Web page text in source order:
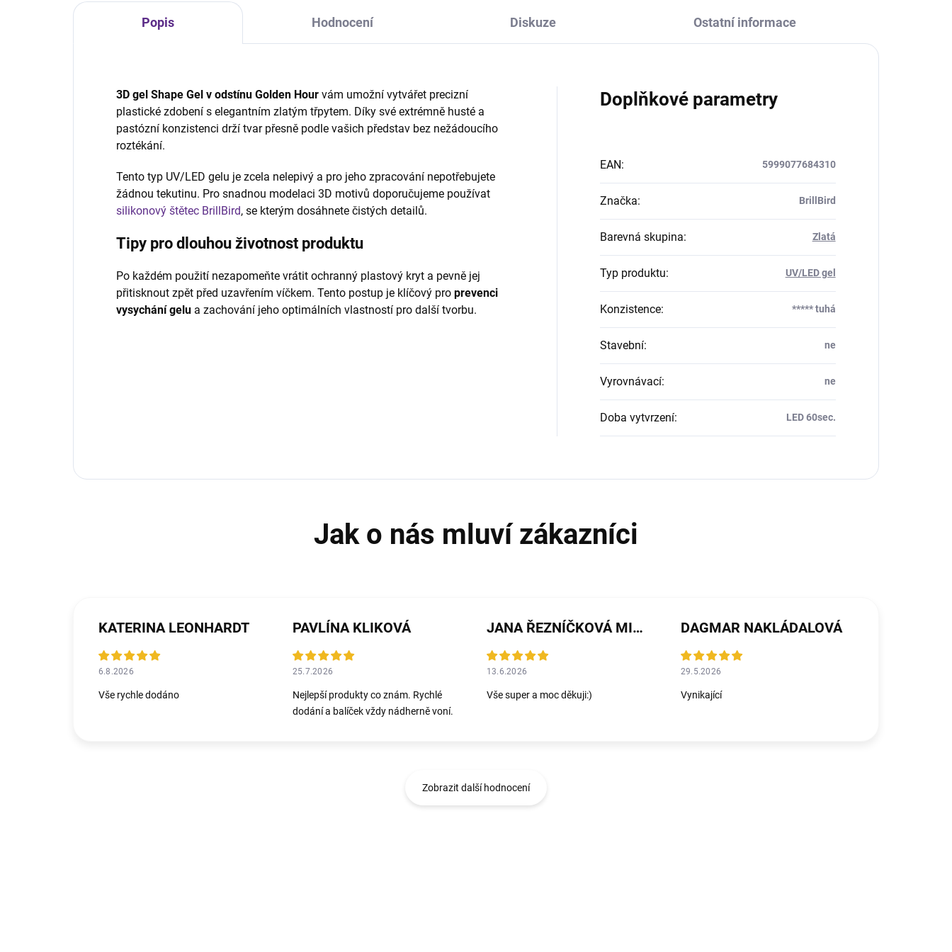
Popis Hodnocení Diskuze Ostatní informace
3D gel Shape Gel v odstínu Golden Hour vám umožní vytvářet precizní
plastické zdobení s elegantním zlatým třpytem. Díky své extrémně husté a
pastózní konzistenci drží tvar přesně podle vašich představ bez nežádoucího
roztékání.
Tento typ UV/LED gelu je zcela nelepivý a pro jeho zpracování nepotřebujete
žádnou tekutinu. Pro snadnou modelaci 3D motivů doporučujeme používat
silikonový štětec BrillBird, se kterým dosáhnete čistých detailů.
Tipy pro dlouhou životnost produktu
Po každém použití nezapomeňte vrátit ochranný plastový kryt a pevně jej
přitisknout zpět před uzavřením víčkem. Tento postup je klíčový pro prevenci
vysychání gelu a zachování jeho optimálních vlastností pro další tvorbu.
Doplňkové parametry
EAN: 5999077684310
Značka: BrillBird
Barevná skupina: Zlatá
Typ produktu: UV/LED gel
Konzistence: ***** tuhá
Stavební: ne
Vyrovnávací: ne
Doba vytvrzení: LED 60sec.
KATERINA LEONHARDT
6.8.2026
Vše rychle dodáno
PAVLÍNA KLIKOVÁ
25.7.2026
Nejlepší produkty co znám. Rychlé
dodání a balíček vždy nádherně voní.
JANA ŘEZNÍČKOVÁ MICHALIČKOVÁ
13.6.2026
Vše super a moc děkuji:)
DAGMAR NAKLÁDALOVÁ
29.5.2026
Vynikající
Zobrazit další hodnocení